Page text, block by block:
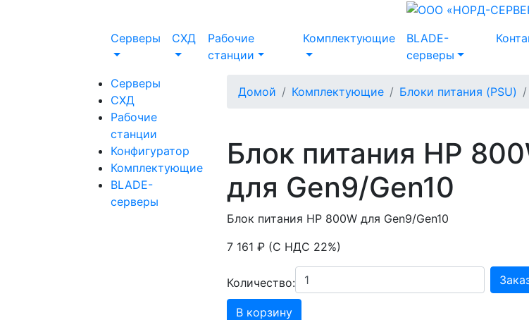
Серверы СХД
Рабочие
станции
Комплектующие
BLADE-
серверы
Серверы
СХД
Рабочие
станции
Конфигуратор
Комплектующие
BLADE-
серверы
Домой Комплектующие Блоки питания (PSU)
Блок питания HP
для Gen9/Gen10
Блок питания HP 800W для Gen9/Gen10
7 161 ₽ (С НДС 22%)
Количество:
В корзину